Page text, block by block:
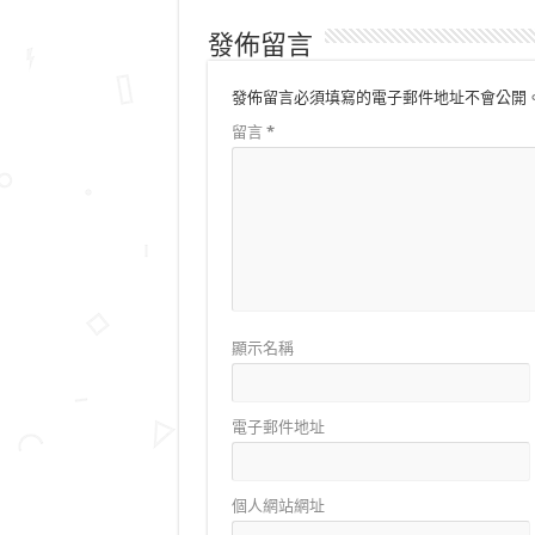
發佈留言
發佈留言必須填寫的電子郵件地址不會公開
留言 *
顯示名稱
電子郵件地址
個人網站網址